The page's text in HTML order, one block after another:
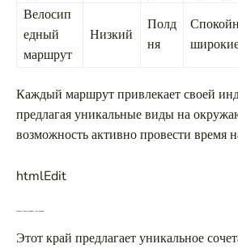
Велосип
едный
маршрут
Низкий
Полд
ня
Каждый маршрут привлекает своей
предлагая уникальные виды на
возможность активно провести время
htmlEdit
Почему стоит выбрать этот регион
Этот край предлагает уникальное